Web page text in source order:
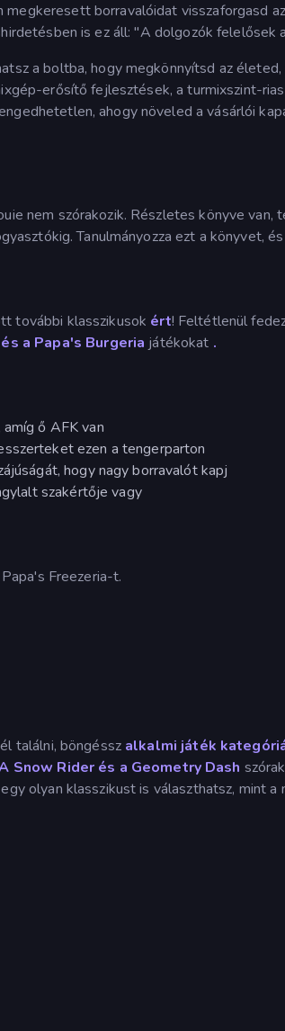
megkeresett borravalóidat visszaforgasd
is ez áll: "A dolgozók felelősek
a boltba, hogy megkönnyítsd az
erősítő fejlesztések, a turmixszint-
ahogy növeled a vásárlói
nem szórakozik. Részletes könyve van,
Tanulmányozza ezt a könyvet,
további klasszikusok ért! Feltétlenül
a Papa's Burgeria játékokat .
ő AFK van
ezen a tengerparton
hogy nagy borravalót kapj
szakértője vagy
Freezeria-t.
találni, böngéssz alkalmi játék
Snow Rider és a Geometry Dash
olyan klasszikust is választhatsz, mint a